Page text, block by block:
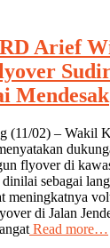
Arief
Mendesak
(11/02) – Wakil
flyover di
sebagai
meningkatnya
di Jalan
Read more…